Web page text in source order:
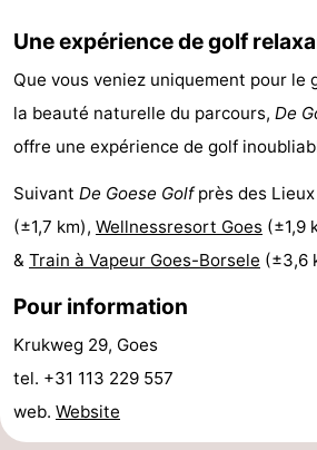
van
Haamstede
minutes
Plages
Voir
faire
d'intérêt
-
Musées
-
Églises
-
Moulins
-
Points
Attractions
Une expérience de golf
Que vous veniez uniquement pour le
la beauté naturelle du parcours, De
offre une expérience de golf
Suivant De Goese Golfprès des
(±1,7 km), Wellnessresort Goes (±1,9
& Train à Vapeur Goes-Borsele (±3,6
Pour information
Krukweg 29, Goes
tel. +31 113 229 557
web. Website